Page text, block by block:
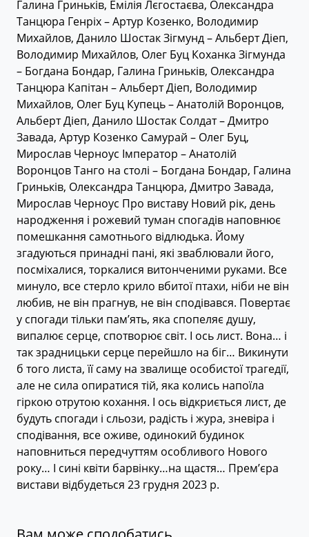
Галина Гриньків, Емілія Лєгостаєва, Олександра
Танцюра Генріх – Артур Козенко, Володимир
Михайлов, Данило Шостак Зігмунд – Альберт Діеп,
Володимир Михайлов, Олег Буц Коханка Зігмунда
– Богдана Бондар, Галина Гриньків, Олександра
Танцюра Капітан – Альберт Діеп, Володимир
Михайлов, Олег Буц Купець – Анатолій Воронцов,
Альберт Діеп, Данило Шостак Солдат – Дмитро
Завада, Артур Козенко Самурай – Олег Буц,
Мирослав Черноус Імператор – Анатолій
Воронцов Танго на столі – Богдана Бондар, Галина
Гриньків, Олександра Танцюра, Дмитро Завада,
Мирослав Черноус Про виставу Новий рік, день
народження і рожевий туман спогадів наповнює
помешкання самотнього відлюдька. Йому
згадуються принадні пані, які зваблювали його,
посміхалися, торкалися витонченими руками. Все
минуло, все стерло крило вбитої птахи, ніби не він
любив, не він прагнув, не він сподівався. Повертає
у спогади тільки пам’ять, яка спопеляє душу,
випалює серце, спотворює світ. І ось лист. Вона… і
так зрадницьки серце перейшло на біг… Викинути
б того листа, її саму на звалище особистої трагедії,
але не сила опиратися тій, яка колись напоїла
гіркою отрутою кохання. І ось відкриється лист, де
будуть спогади і сльози, радість і жура, зневіра і
сподівання, все оживе, одинокий будинок
наповниться передчуттям особливого Нового
року… І сині квіти барвінку…на щастя… Прем’єра
вистави відбудеться 23 грудня 2023 р.